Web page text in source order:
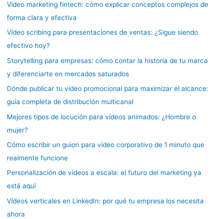
Video marketing fintech: cómo explicar conceptos complejos de
forma clara y efectiva
Vídeo scribing para presentaciones de ventas: ¿Sigue siendo
efectivo hoy?
Storytelling para empresas: cómo contar la historia de tu marca
y diferenciarte en mercados saturados
Dónde publicar tu vídeo promocional para maximizar el alcance:
guía completa de distribución multicanal
Mejores tipos de locución para vídeos animados: ¿Hombre o
mujer?
Cómo escribir un guion para video corporativo de 1 minuto que
realmente funcione
Personalización de vídeos a escala: el futuro del marketing ya
está aquí
Vídeos verticales en LinkedIn: por qué tu empresa los necesita
ahora